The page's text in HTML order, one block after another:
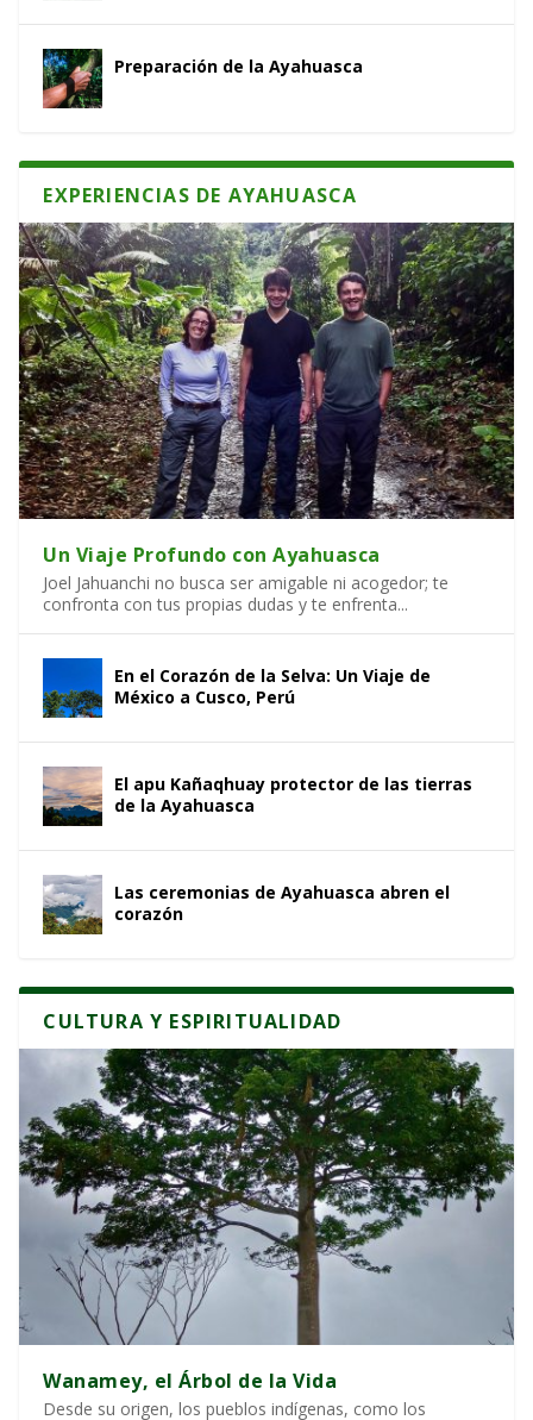
Preparación de la Ayahuasca
EXPERIENCIAS DE AYAHUASCA
Un Viaje Profundo con Ayahuasca
Joel Jahuanchi no busca ser amigable ni acogedor; te
confronta con tus propias dudas y te enfrenta...
En el Corazón de la Selva: Un Viaje de
México a Cusco, Perú
El apu Kañaqhuay protector de las tierras
de la Ayahuasca
Las ceremonias de Ayahuasca abren el
corazón
CULTURA Y ESPIRITUALIDAD
Wanamey, el Árbol de la Vida
Desde su origen, los pueblos indígenas, como los